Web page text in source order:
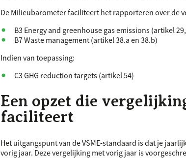
De Milieubarometer faciliteert het rapporteren over de
B3 Energy and greenhouse gas emissions (artikel
B7 Waste management (artikel 38.a en 38.b)
Indien van toepassing:
C3 GHG reduction targets (artikel 54)
Een opzet die
faciliteert
Het uitgangspunt van deVSME-standaard is dat je
vorig jaar. Deze vergelijking met vorig jaar is